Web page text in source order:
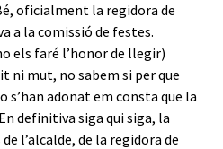
oficialment la regidora de
a la comissió de festes.
els faré l’honor de llegir)
ni mut, no sabem si per que
s’han adonat em consta que la
definitiva siga qui siga, la
l’alcalde, de la regidora de